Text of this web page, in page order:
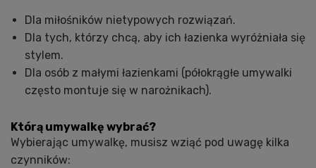
Dla miłośników nietypowych rozwiązań.
Dla tych, którzy chcą, aby ich łazienka wyróżniała się
stylem.
Dla osób z małymi łazienkami (półokrągłe umywalki
często montuje się w narożnikach).
Którą umywalkę wybrać?
Wybierając umywalkę, musisz wziąć pod uwagę kilka
czynników: